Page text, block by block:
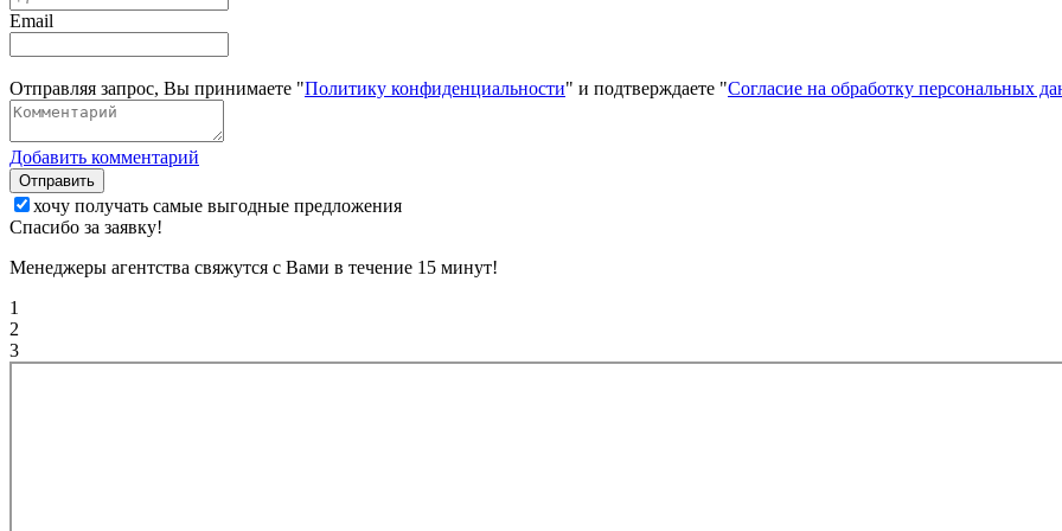
Email
Отправляя запрос, Вы принимаете "Политику конфиденциальности" и подтверждаете "Согласие на обработку персональных
Добавить комментарий
Отправить
хочу получать самые выгодные предложения
Спасибо за заявку!
Менеджеры агентства свяжутся с Вами в течение 15 минут!
1
2
3